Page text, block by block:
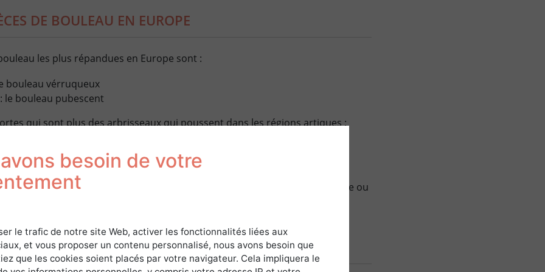
DE BOULEAU EN EUROPE
les plus répandues en Europe sont :
bouleau vérruqueux
le bouleau pubescent
qui sont plus des arbrisseaux qui poussent dans les régions artiques :
nain
qui a constitué la première formation arborée lors de la reconquête ou
lande par la forêt.
SE RÉCOLTE AU PRINTEMPS
besoin de votre
le trafic de notre site Web, activer les fonctionnalités liées aux
et vous proposer un contenu personnalisé, nous avons besoin que
que les cookies soient placés par votre navigateur. Cela impliquera le